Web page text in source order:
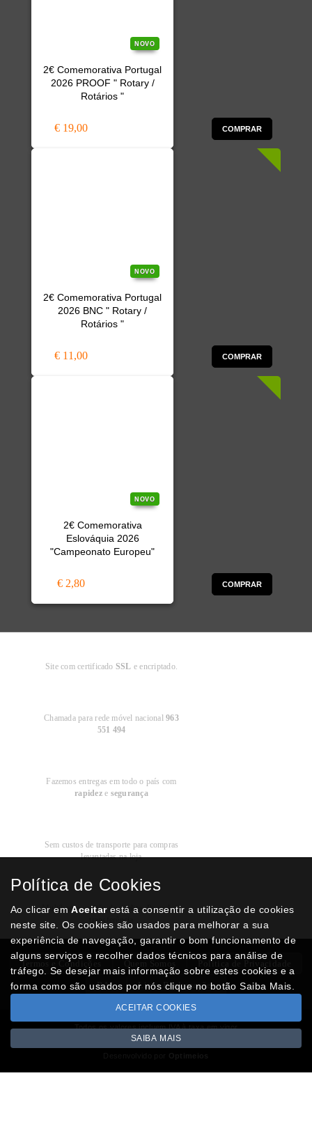
NOVO
2€ Comemorativa Portugal
2026 PROOF " Rotary /
Rotários "
€ 19,00 COMPRAR
NOVO
2€ Comemorativa Portugal
2026 BNC " Rotary /
Rotários "
€ 11,00 COMPRAR
NOVO
2€ Comemorativa
Eslováquia 2026
"Campeonato Europeu"
€ 2,80 COMPRAR
Site com certificado SSL e encriptado.
Chamada para rede móvel nacional963
551 494
Fazemos entregas em todo o país com
rapideze segurança
Sem custos de transporte para compras
levantadas na loja
Modos dePagamento
Multibanco, cartão de crédito, Paypal ou
transferência
Termos e Condições Politica de Privacidade
RAL Livro Reclamações
Todos os valores incluem IVA à taxa em vigor
Copyright © NUMISMATICAJA.com 2026
Política de Cookies
Ao clicar emAceitarestá a consentir a utilização de cookies
neste site. Os cookies são usados para melhorar a sua
experiência de navegação, garantir o bom funcionamento de
alguns serviços e recolher dados técnicos para análise de
tráfego. Se desejar mais informação sobre estes cookies e a
forma como são usados por nós clique no botão Saiba Mais.
ACEITAR COOKIES
SAIBA MAIS